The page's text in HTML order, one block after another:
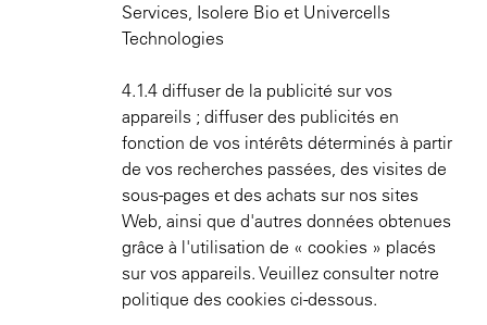
Services, Isolere Bio et Univercells
Technologies
4.1.4 diffuser de la publicité sur vos
appareils ; diffuser des publicités en
fonction de vos intérêts déterminés à partir
de vos recherches passées, des visites de
sous-pages et des achats sur nos sites
Web, ainsi que d'autres données obtenues
grâce à l'utilisation de « cookies » placés
sur vos appareils. Veuillez consulter notre
politique des cookies ci-dessous.